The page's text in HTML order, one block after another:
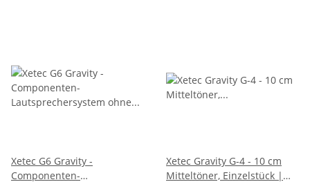
Xetec G6 Gravity -
Componenten-
Xetec Gravity G-4 - 10 cm
Mitteltöner, Einzelstück |